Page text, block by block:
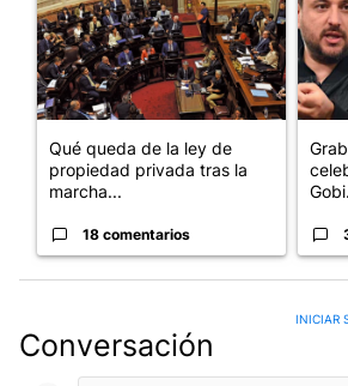
Qué queda de la ley de
propiedad privada tras la
marcha...
18 comentarios
Conversación
INICIAR